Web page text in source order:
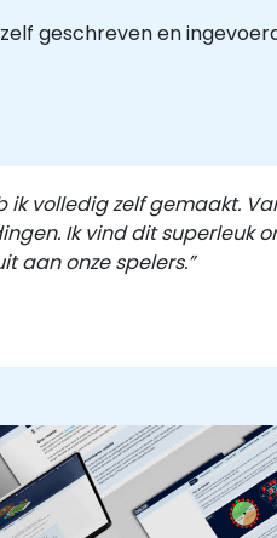
geschreven en
ik volledig zelf gemaakt.
Ik vind dit superleuk
aan onze spelers.”